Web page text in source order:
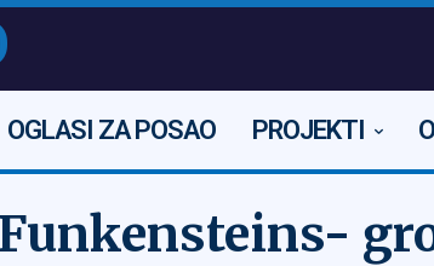
OGLASI ZA POSAO PROJEKTI